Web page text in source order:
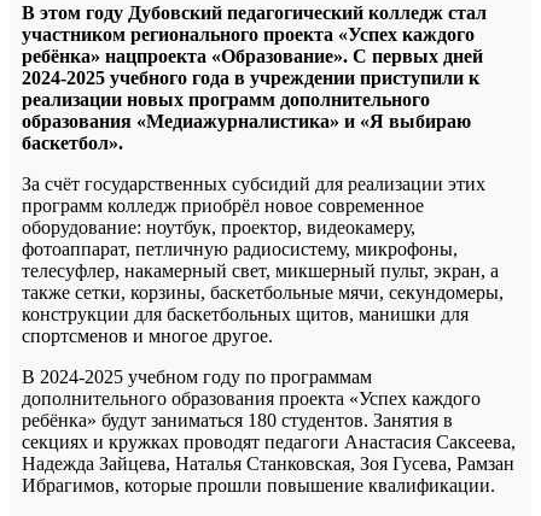
В этом году Дубовский педагогический колледж стал
участником регионального проекта «Успех каждого
ребёнка» нацпроекта «Образование». С первых дней
2024-2025 учебного года в учреждении приступили к
реализации новых программ дополнительного
образования «Медиажурналистика» и «Я выбираю
баскетбол».
За счёт государственных субсидий для реализации этих
программ колледж приобрёл новое современное
оборудование: ноутбук, проектор, видеокамеру,
фотоаппарат, петличную радиосистему, микрофоны,
телесуфлер, накамерный свет, микшерный пульт, экран, а
также сетки, корзины, баскетбольные мячи, секундомеры,
конструкции для баскетбольных щитов, манишки для
спортсменов и многое другое.
В 2024-2025 учебном году по программам
дополнительного образования проекта «Успех каждого
ребёнка» будут заниматься 180 студентов. Занятия в
секциях и кружках проводят педагоги Анастасия Саксеева,
Надежда Зайцева, Наталья Станковская, Зоя Гусева, Рамзан
Ибрагимов, которые прошли повышение квалификации.